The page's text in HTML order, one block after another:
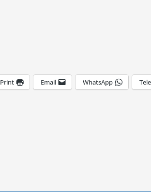
WhatsApp
Email
Print